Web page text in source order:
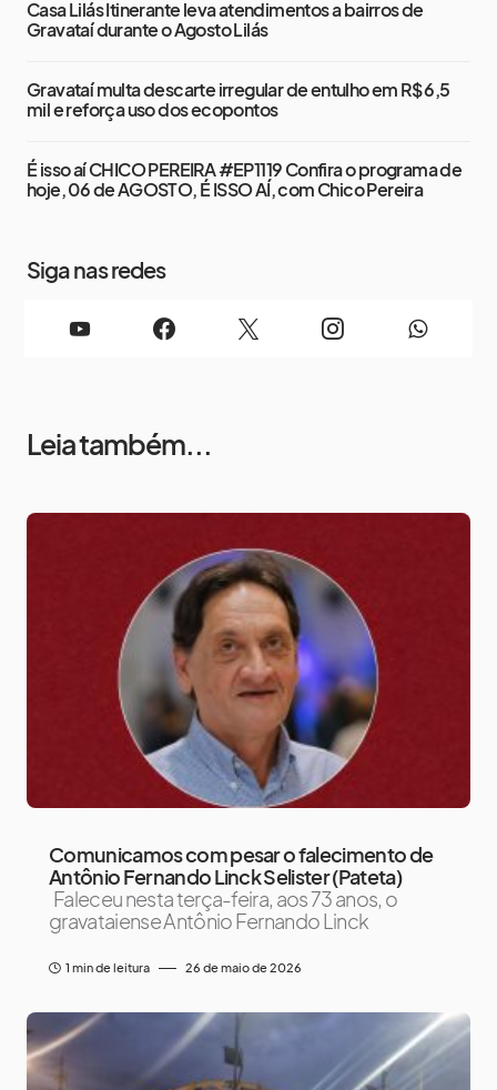
Casa Lilás Itinerante leva atendimentos a bairros de
Gravataí durante o Agosto Lilás
Gravataí multa descarte irregular de entulho em R$ 6,5
mil e reforça uso dos ecopontos
É isso aí CHICO PEREIRA #EP1119 Confira o programa de
hoje, 06 de AGOSTO, É ISSO AÍ, com Chico Pereira
Siga nas redes
Leia também...
Comunicamos com pesar o falecimento de
Antônio Fernando Linck Selister (Pateta)
Faleceu nesta terça-feira, aos 73 anos, o
gravataiense Antônio Fernando Linck
1 min de leitura 26 de maio de 2026